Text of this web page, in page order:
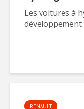
Les voitures à
développement
RENAULT